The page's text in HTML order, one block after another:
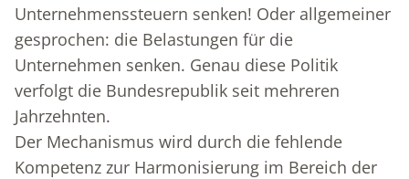
Unternehmenssteuern senken! Oder allgemeiner
gesprochen: die Belastungen für die
Unternehmen senken. Genau diese Politik
verfolgt die Bundesrepublik seit mehreren
Jahrzehnten.
Der Mechanismus wird durch die fehlende
Kompetenz zur Harmonisierung im Bereich der